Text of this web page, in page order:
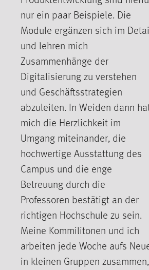
nur ein paar Beispiele. Die
Module ergänzen sich im
und lehren mich
Zusammenhänge der
Digitalisierung zu verstehen
und Geschäftsstrategien
abzuleiten. In Weiden dann
mich die Herzlichkeit im
Umgang miteinander, die
hochwertige Ausstattung des
Campus und die enge
Betreuung durch die
Professoren bestätigt an der
richtigen Hochschule zu sein.
Meine Kommilitonen und ich
arbeiten jede Woche aufs
in kleinen Gruppen zusammen,
STATISTIK
Statistik Cookies erfassen
Diese Informationen helfen uns zu
Matomo
_pk_ref, _pk_cvar, _pk_id, _pk_ses
Zugriffsstatistik
Cookie Laufzeit:
Max. 13 Monate
MARKETING
Marketing Cookies werden von
verwendet, um personalisierte
Sie tun dies, indem sie Besucher
hinweg verfolgen.